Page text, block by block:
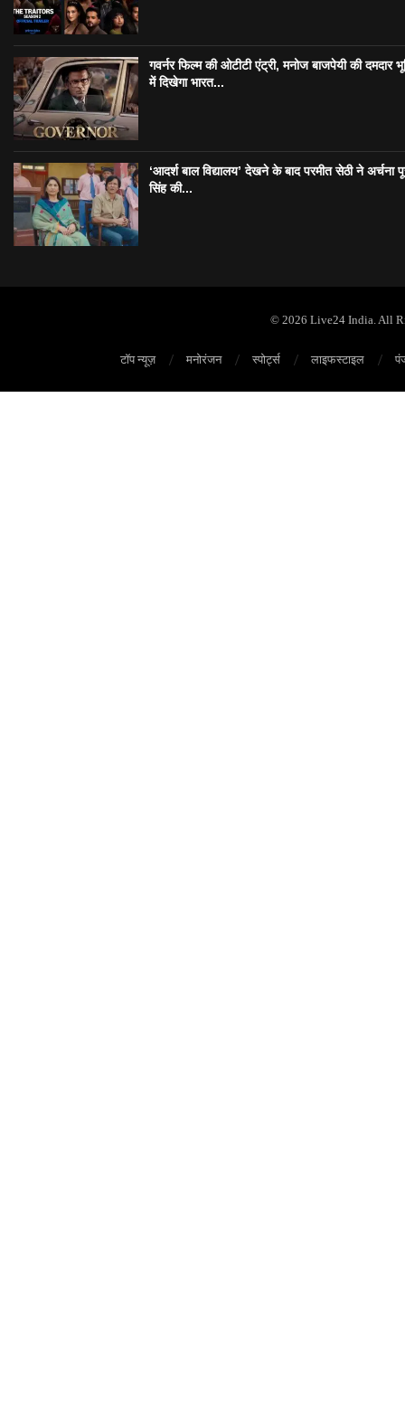
गवर्नर फिल्म की ओटीटी एंट्री, मनोज बाजपेयी की दमदार
में दिखेगा भारत...
‘आदर्श बाल विद्यालय’ देखने के बाद परमीत सेठी ने अर्चना
सिंह की...
© 2026 Live24 India. All
टॉप न्यूज़ मनोरंजन स्पोर्ट्स लाइफस्टाइल